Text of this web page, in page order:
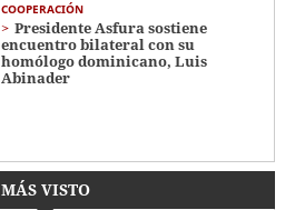
COOPERACIÓN
Presidente Asfura sostiene
encuentro bilateral con su
homólogo dominicano, Luis
Abinader
MÁS VISTO